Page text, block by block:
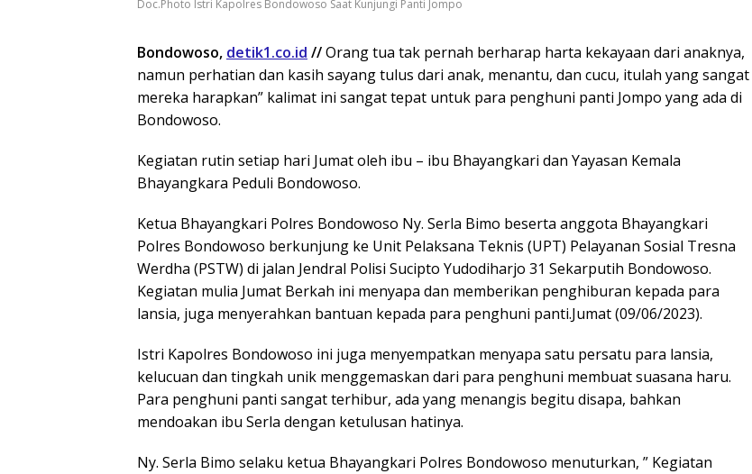
Doc.Photo Istri Kapolres Bondowoso Saat Kunjungi Panti Jompo
Bondowoso, detik1.co.id //Orang tua tak pernah berharap harta kekayaan dari anaknya,
namun perhatian dan kasih sayang tulus dari anak, menantu, dan cucu, itulah yang sangat
mereka harapkan” kalimat ini sangat tepat untuk para penghuni panti Jompo yang ada di
Bondowoso.
Kegiatan rutin setiap hari Jumat oleh ibu – ibu Bhayangkari dan Yayasan Kemala
Bhayangkara Peduli Bondowoso.
Ketua Bhayangkari Polres Bondowoso Ny. Serla Bimo beserta anggota Bhayangkari
Polres Bondowoso berkunjung ke Unit Pelaksana Teknis (UPT) Pelayanan Sosial Tresna
Werdha (PSTW) di jalan Jendral Polisi Sucipto Yudodiharjo 31 Sekarputih Bondowoso.
Kegiatan mulia Jumat Berkah ini menyapa dan memberikan penghiburan kepada para
lansia, juga menyerahkan bantuan kepada para penghuni panti.Jumat (09/06/2023).
Istri Kapolres Bondowoso ini juga menyempatkan menyapa satu persatu para lansia,
kelucuan dan tingkah unik menggemaskan dari para penghuni membuat suasana haru.
Para penghuni panti sangat terhibur, ada yang menangis begitu disapa, bahkan
mendoakan ibu Serla dengan ketulusan hatinya.
Ny. Serla Bimo selaku ketua Bhayangkari Polres Bondowoso menuturkan, ” Kegiatan